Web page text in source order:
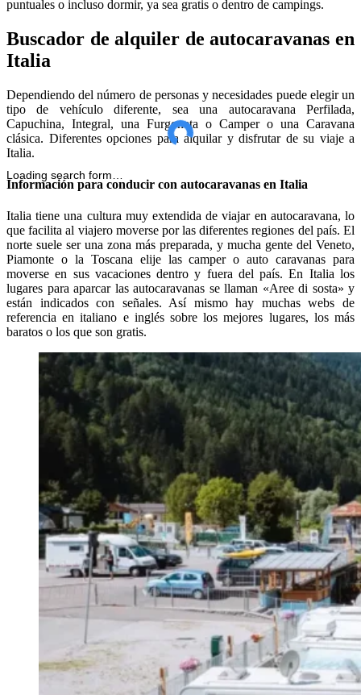
puntuales o incluso dormir, ya sea gratis o dentro de campings.
Buscador de alquiler de autocaravanas en
Italia
Loading search form…
Dependiendo del número de personas y necesidades puede elegir un
tipo de vehículo diferente, sea una autocaravana Perfilada,
Capuchina, Integral, una Furgoneta o Camper o una Caravana
clásica. Diferentes opciones para alquilar y disfrutar de su viaje a
Italia.
Información para conducir con autocaravanas en Italia
Italia tiene una cultura muy extendida de viajar en autocaravana, lo
que facilita al viajero moverse por las diferentes regiones del país. El
norte suele ser una zona más preparada, y mucha gente del Veneto,
Piamonte o la Toscana elije las camper o auto caravanas para
moverse en sus vacaciones dentro y fuera del país. En Italia los
lugares para aparcar las autocaravanas se llaman «Aree di sosta» y
están indicados con señales. Así mismo hay muchas webs de
referencia en italiano e inglés sobre los mejores lugares, los más
baratos o los que son gratis.